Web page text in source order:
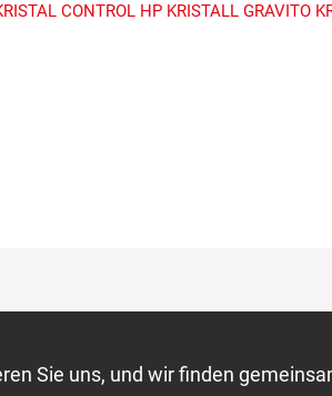
CONTROL HP KRISTALL GRAVITO
Sie uns, und wir finden